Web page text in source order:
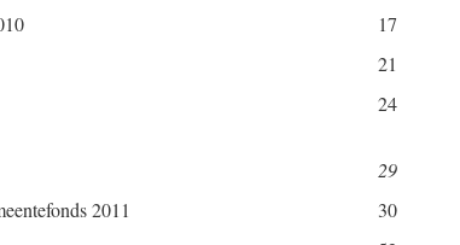
17
21
24
29
2011
30